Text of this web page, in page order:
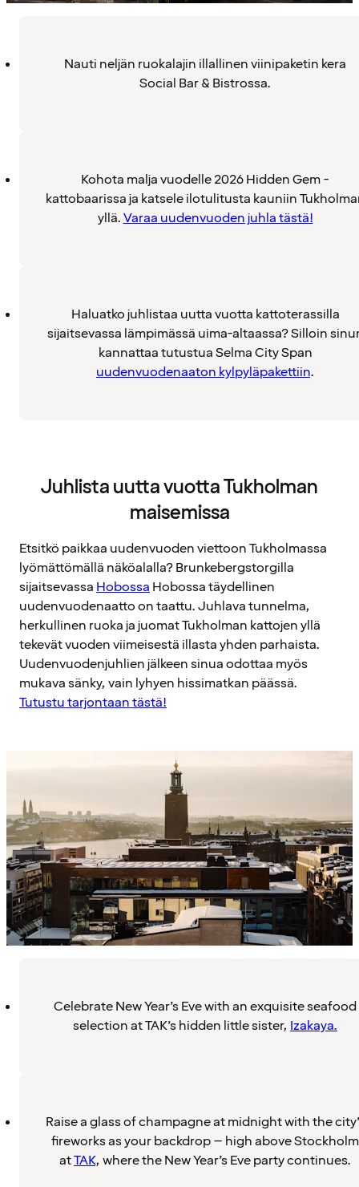
Nauti neljän ruokalajin illallinen viinipaketin kera
Social Bar & Bistrossa.
Kohota malja vuodelle 2026 Hidden Gem -
kattobaarissa ja katsele ilotulitusta kauniin
yllä.Varaa uudenvuoden juhla tästä!
Haluatko juhlistaa uutta vuotta kattoterassilla
sijaitsevassa lämpimässä uima-altaassa? Silloin
kannattaa tutustua Selma City Span
uudenvuodenaaton kylpyläpakettiin.
Juhlista uutta vuotta Tukholman
maisemissa
Etsitkö paikkaa uudenvuoden viettoon Tukholmassa
lyömättömällä näköalalla? Brunkebergstorgilla
sijaitsevassa Hobossa Hobossa täydellinen
uudenvuodenaatto on taattu. Juhlava tunnelma,
herkullinen ruoka ja juomat Tukholman kattojen yllä
tekevät vuoden viimeisestä illasta yhden parhaista.
Uudenvuodenjuhlien jälkeen sinua odottaa myös
mukava sänky, vain lyhyen hissimatkan päässä.
Tutustu tarjontaan tästä!
Celebrate New Year’s Eve with an exquisite seafood
selection at TAK’s hidden little sister, Izakaya.
Raise a glass of champagne at midnight with the
fireworks as your backdrop – high above Stockholm
atTAK, where the New Year’s Eve party continues.